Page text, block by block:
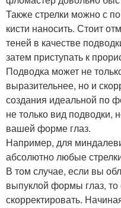
Также стрелки можно с
кисти наносить. Стоит
теней в качестве
затем приступать к
Подводка может не
выразительнее, но и
создания идеальной по
не только вид подводки,
вашей форме глаз.
Например, для
абсолютно любые
В том случае, если вы
выпуклой формы глаз,
скорректировать.